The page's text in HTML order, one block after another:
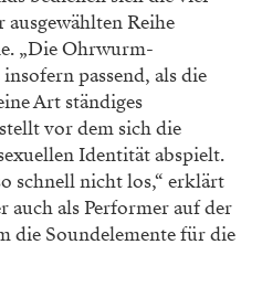
Reihe
„Die Ohrwurm-
passend, als die
Art ständiges
vor dem sich die
Identität abspielt.
schnell nicht los,“ erklärt
auch als Performer auf der
die Soundelemente für die